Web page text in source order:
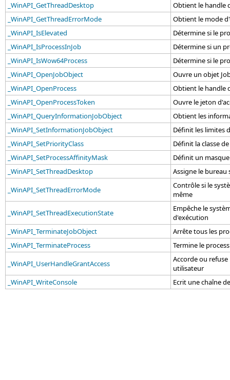
_WinAPI_GetThreadDesktop
Obtient le handle
_WinAPI_GetThreadErrorMode
Obtient le mode
_WinAPI_IsElevated
Détermine si le
_WinAPI_IsProcessInJob
Détermine si un
_WinAPI_IsWow64Process
Détermine si le
_WinAPI_OpenJobObject
Ouvre un objet
_WinAPI_OpenProcess
Obtient le handle
_WinAPI_OpenProcessToken
Ouvre le jeton
_WinAPI_QueryInformationJobObject
Obtient les
_WinAPI_SetInformationJobObject
Définit les limites
_WinAPI_SetPriorityClass
Définit la classe
_WinAPI_SetProcessAffinityMask
Définit un
_WinAPI_SetThreadDesktop
Assigne le
_WinAPI_SetThreadErrorMode
Contrôle si le
même
_WinAPI_SetThreadExecutionState
Empêche le
d'exécution
_WinAPI_TerminateJobObject
Arrête tous les
_WinAPI_TerminateProcess
Termine le
_WinAPI_UserHandleGrantAccess
Accorde ou
utilisateur
_WinAPI_WriteConsole
Ecrit une chaîne